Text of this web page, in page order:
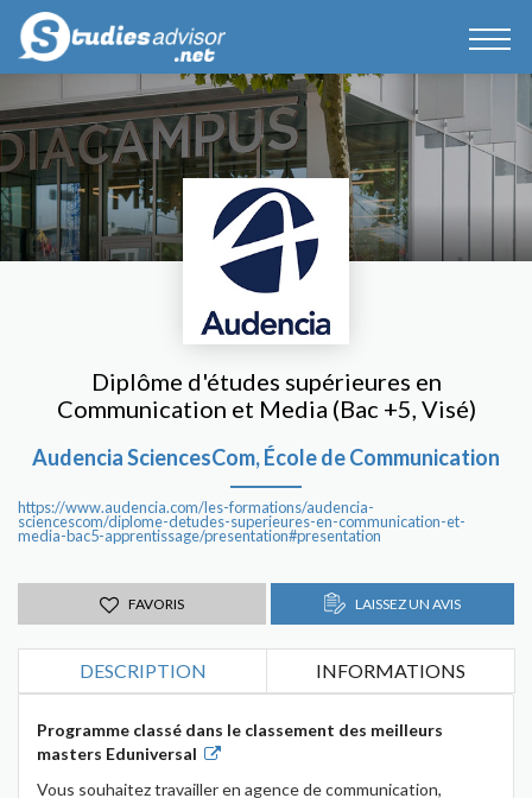
Diplôme d'études supérieures en
Communication et Media (Bac +5, Visé)
Audencia SciencesCom, École de Communication
https://www.audencia.com/les-formations/audencia-
sciencescom/diplome-detudes-superieures-en-communication-et-
media-bac5-apprentissage/presentation#presentation
FAVORIS LAISSEZ UN AVIS
DESCRIPTION INFORMATIONS
Programme classé dans le classement des meilleurs
masters Eduniversal
Vous souhaitez travailler en agence de communication,